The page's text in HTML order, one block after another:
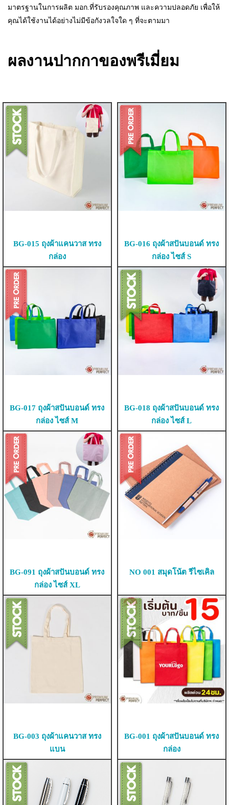
มาตรฐานในการผลิต มอก.ที่รับรองคุณภาพ และความปลอดภัย เพื่อให้
คุณได้ใช้งานได้อย่างไม่มีข้อกังวลใจใด ๆ ที่จะตามมา
ผลงานปากกาของพรีเมี่ยม
BG-015 ถุงผ้าแคนวาส ทรง
กล่อง
BG-016 ถุงผ้าสปันบอนด์ ทรง
กล่อง ไซส์ S
BG-017 ถุงผ้าสปันบอนด์ ทรง
กล่อง ไซส์ M
BG-018 ถุงผ้าสปันบอนด์ ทรง
กล่อง ไซส์ L
BG-091 ถุงผ้าสปันบอนด์ ทรง
กล่อง ไซส์ XL
NO 001 สมุดโน้ต รีไซเคิล
BG-003 ถุงผ้าแคนวาส ทรง
แบน
BG-001 ถุงผ้าสปันบอนด์ ทรง
กล่อง